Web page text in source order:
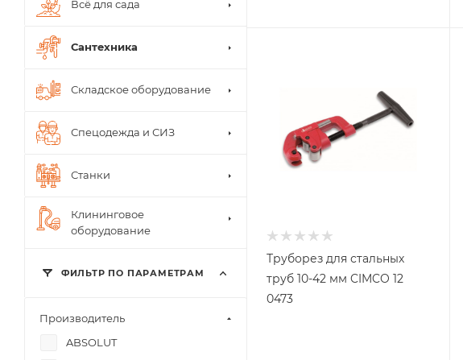
Труборез для стальных
труб 10-42 мм CIMCO 12
0473
Всё для сада
Сантехника
Складское оборудование
Спецодежда и СИЗ
Станки
Клининговое
оборудование
ФИЛЬТР ПО ПАРАМЕТРАМ
Производитель
ABSOLUT